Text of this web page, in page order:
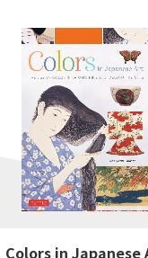
Colors in Japanese